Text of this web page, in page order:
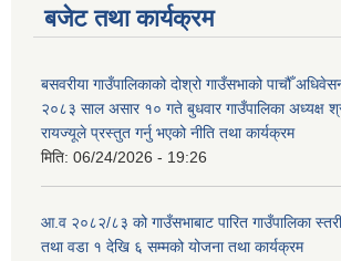
बजेट तथा कार्यक्रम
बसवरीया गाउँपालिकाको दोश्रो गाउँसभाको पाचौँ
२०८३ साल असार १० गते बुधवार गाउँपालिका अध्यक्ष
रायज्यूले प्रस्तुत गर्नु भएको नीति तथा कार्यक्रम
मिति: 06/24/2026 - 19:26
आ.व २०८२/८३ को गाउँसभाबाट पारित गाउँपालिका
तथा वडा १ देखि ६ सम्मको योजना तथा कार्यक्रम